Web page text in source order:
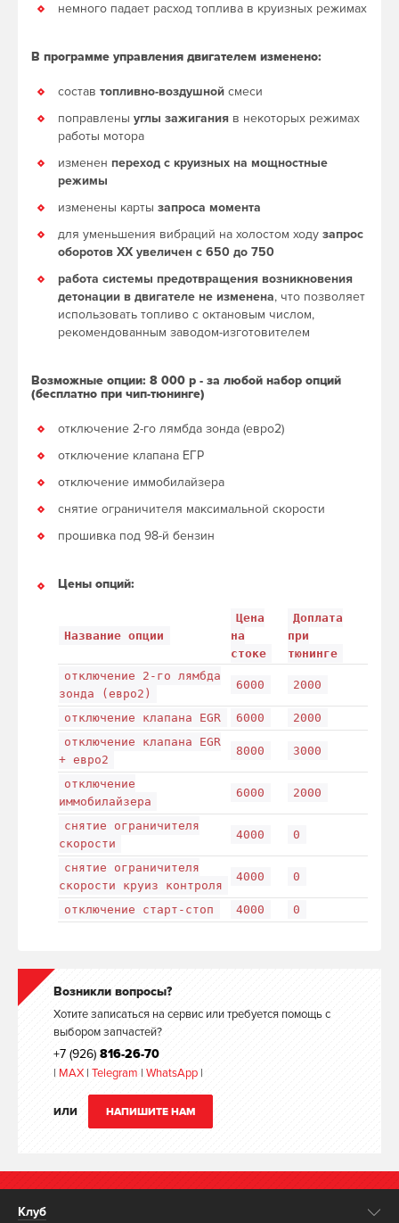
немного падает расход топлива в круизных режимах
В программе управления двигателем изменено:
состав топливно-воздушной смеси
поправлены углы зажигания в некоторых режимах
работы мотора
изменен переход с круизных на мощностные
режимы
изменены карты запроса момента
для уменьшения вибраций на холостом ходу запрос
оборотов ХХ увеличен с 650 до 750
работа системы предотвращения возникновения
детонации в двигателе не изменена, что позволяет
использовать топливо с октановым числом,
рекомендованным заводом-изготовителем
Возможные опции: 8 000 р - за любой набор опций
(бесплатно при чип-тюнинге)
отключение 2-го лямбда зонда (евро2)
отключение клапана ЕГР
отключение иммобилайзера
снятие ограничителя максимальной скорости
прошивка под 98-й бензин
Цены опций:
Название опции
Цена
на
стоке
Доплата
при
тюнинге
отключение 2-го лямбда
зонда (евро2)
6000 2000
отключение клапана EGR 6000
2000
отключение клапана EGR
+ евро2
8000 3000
отключение
иммобилайзера
6000 2000
снятие ограничителя
скорости
4000 0
снятие ограничителя
скорости круиз контроля
4000 0
отключение старт-стоп 4000 0
Возникли вопросы?
Хотите записаться на сервис или требуется помощь с
выбором запчастей?
+7 (926) 816-26-70
| MAX | Telegram | WhatsApp |
ИЛИ НАПИШИТЕ НАМ
Клуб